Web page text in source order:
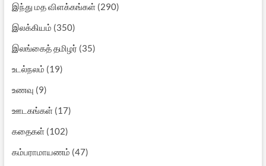
இந்து மத விளக்கங்கள்(290)
இலக்கியம் (350)
இலங்கைத் தமிழர் (35)
உடல்நலம் (19)
உணவு (9)
ஊடகங்கள்(17)
கதைகள்(102)
கம்பராமாயணம் (47)